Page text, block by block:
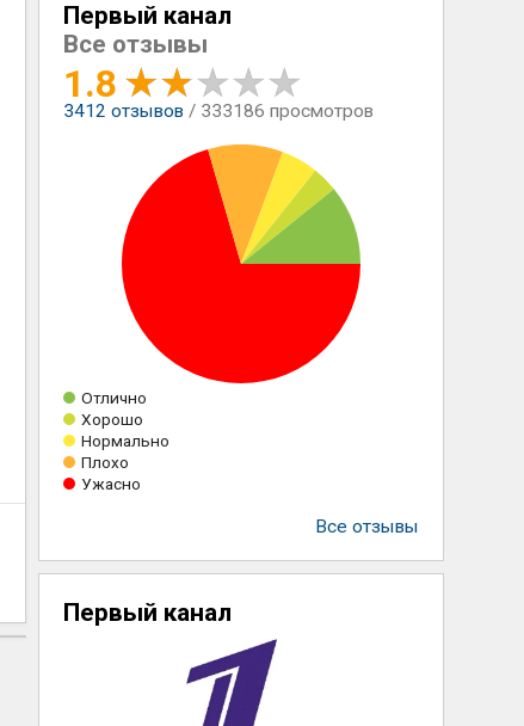
Первый канал
Все отзывы
1.8
3412 отзывов / 333186 просмотров
Отлично
Хорошо
Нормально
Плохо
Ужасно
Все отзывы
Первый канал